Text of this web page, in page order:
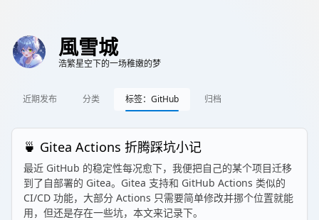
風雪城
浩繁星空下的一场稚嫩的梦
近期发布 分类 标签：GitHub 归档
🍵 Gitea Actions 折腾踩坑小记
最近 GitHub 的稳定性每况愈下，我便把自己的某个项目迁移
到了自部署的 Gitea。Gitea 支持和 GitHub Actions 类似的
CI/CD 功能，大部分 Actions 只需要简单修改并挪个位置就能
用，但还是存在一些坑，本文来记录下。